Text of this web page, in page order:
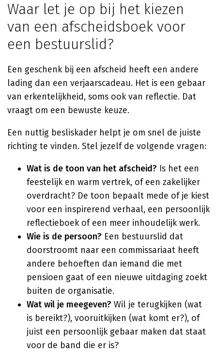
Waar let je op bij het kiezen
van een afscheidsboek voor
een bestuurslid?
Een geschenk bij een afscheid heeft een andere
lading dan een verjaarscadeau. Het is een gebaar
van erkentelijkheid, soms ook van reflectie. Dat
vraagt om een bewuste keuze.
Een nuttig besliskader helpt je om snel de juiste
richting te vinden. Stel jezelf de volgende vragen:
Wat is de toon van het afscheid? Is het een
feestelijk en warm vertrek, of een zakelijker
overdracht? De toon bepaalt mede of je kiest
voor een inspirerend verhaal, een persoonlijk
reflectieboek of een meer inhoudelijk werk.
Wie is de persoon? Een bestuurslid dat
doorstroomt naar een commissariaat heeft
andere behoeften dan iemand die met
pensioen gaat of een nieuwe uitdaging zoekt
buiten de organisatie.
Wat wil je meegeven? Wil je terugkijken (wat
is bereikt?), vooruitkijken (wat komt er?), of
juist een persoonlijk gebaar maken dat staat
voor de band die er is?